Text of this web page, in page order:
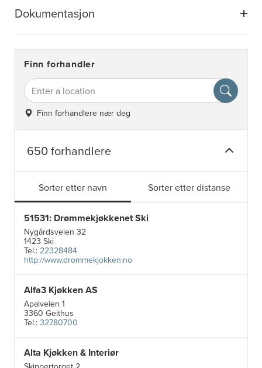
Dokumentasjon
Finn forhandler
Finn forhandlere nær deg
650 forhandlere
Sorter etter navn Sorter etter distanse
51531: Drømmekjøkkenet Ski
Nygårdsveien 32
1423 Ski
Tel.:22328484
http://www.drommekjokken.no
Alfa3 Kjøkken AS
Apalveien 1
3360 Geithus
Tel.:32780700
Alta Kjøkken & Interiør